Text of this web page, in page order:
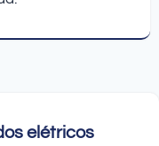
elétricos